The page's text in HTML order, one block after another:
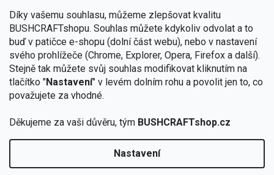
Díky vašemu souhlasu, můžeme zlepšovat kvalitu
BUSHCRAFTshopu. Souhlas můžete kdykoliv odvolat a to
buď v patičce e-shopu (dolní část webu), nebo v nastavení
svého prohlížeče (Chrome, Explorer, Opera, Firefox a další).
Stejně tak můžete svůj souhlas modifikovat kliknutím na
tlačítko "Nastavení" v levém dolním rohu a povolit jen to, co
považujete za vhodné.
Děkujeme za vaši důvěru, tým BUSHCRAFTshop.cz
Nastavení
podmínkami ochrany osobních údajů
Copyright 2026BUSHCRAFTshop.cz. Všechna práva